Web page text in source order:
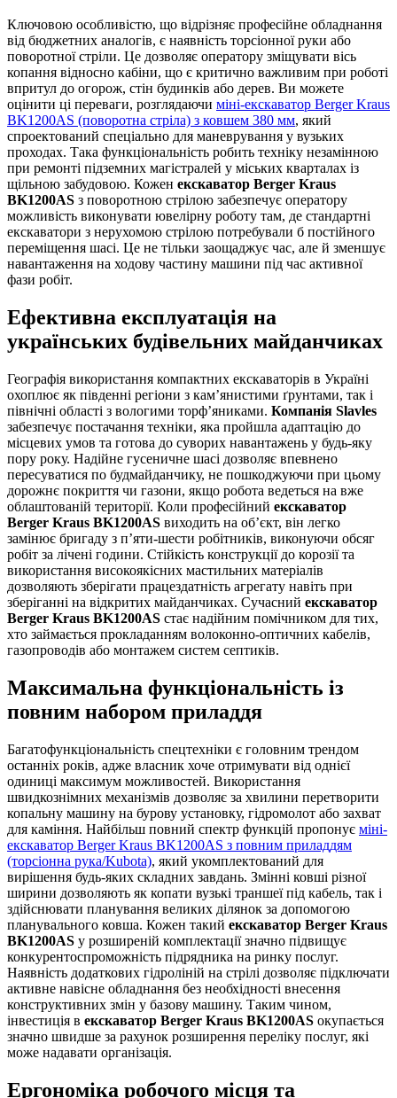
Ключовою особливістю, що відрізняє професійне обладнання
від бюджетних аналогів, є наявність торсіонної руки або
поворотної стріли. Це дозволяє оператору зміщувати вісь
копання відносно кабіни, що є критично важливим при роботі
впритул до огорож, стін будинків або дерев. Ви можете
оцінити ці переваги, розглядаючи міні-екскаватор Berger Kraus
BK1200AS (поворотна стріла) з ковшем 380 мм, який
спроектований спеціально для маневрування у вузьких
проходах. Така функціональність робить техніку незамінною
при ремонті підземних магістралей у міських кварталах із
щільною забудовою. Кожен екскаватор Berger Kraus
BK1200AS з поворотною стрілою забезпечує оператору
можливість виконувати ювелірну роботу там, де стандартні
екскаватори з нерухомою стрілою потребували б постійного
переміщення шасі. Це не тільки заощаджує час, але й зменшує
навантаження на ходову частину машини під час активної
фази робіт.
Ефективна експлуатація на
українських будівельних майданчиках
Географія використання компактних екскаваторів в Україні
охоплює як південні регіони з кам’янистими ґрунтами, так і
північні області з вологими торф’яниками. Компанія Slavles
забезпечує постачання техніки, яка пройшла адаптацію до
місцевих умов та готова до суворих навантажень у будь-яку
пору року. Надійне гусеничне шасі дозволяє впевнено
пересуватися по будмайданчику, не пошкоджуючи при цьому
дорожнє покриття чи газони, якщо робота ведеться на вже
облаштованій території. Коли професійний екскаватор
Berger Kraus BK1200AS виходить на об’єкт, він легко
замінює бригаду з п’яти-шести робітників, виконуючи обсяг
робіт за лічені години. Стійкість конструкції до корозії та
використання високоякісних мастильних матеріалів
дозволяють зберігати працездатність агрегату навіть при
зберіганні на відкритих майданчиках. Сучасний екскаватор
Berger Kraus BK1200AS стає надійним помічником для тих,
хто займається прокладанням волоконно-оптичних кабелів,
газопроводів або монтажем систем септиків.
Максимальна функціональність із
повним набором приладдя
Багатофункціональність спецтехніки є головним трендом
останніх років, адже власник хоче отримувати від однієї
одиниці максимум можливостей. Використання
швидкознімних механізмів дозволяє за хвилини перетворити
копальну машину на бурову установку, гідромолот або захват
для каміння. Найбільш повний спектр функцій пропонує міні-
екскаватор Berger Kraus BK1200AS з повним приладдям
(торсіонна рука/Kubota), який укомплектований для
вирішення будь-яких складних завдань. Змінні ковші різної
ширини дозволяють як копати вузькі траншеї під кабель, так і
здійснювати планування великих ділянок за допомогою
планувального ковша. Кожен такий екскаватор Berger Kraus
BK1200AS у розширеній комплектації значно підвищує
конкурентоспроможність підрядника на ринку послуг.
Наявність додаткових гідроліній на стрілі дозволяє підключати
активне навісне обладнання без необхідності внесення
конструктивних змін у базову машину. Таким чином,
інвестиція в екскаватор Berger Kraus BK1200AS окупається
значно швидше за рахунок розширення переліку послуг, які
може надавати організація.
Ергономіка робочого місця та